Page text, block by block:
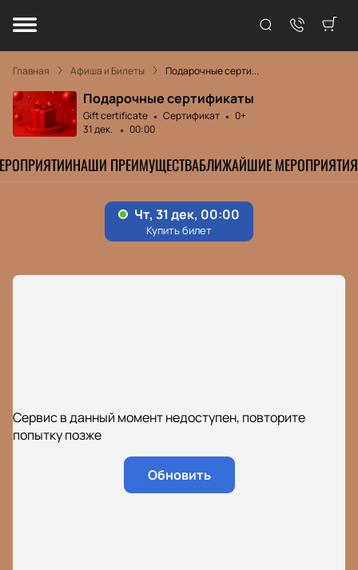
Главная Афиша и Билеты Подарочные серти...
Подарочные сертификаты
Gift certificate Сертификат
0+
31 дек.
00:00
НАШИ ПРЕИМУЩЕСТВАБЛИЖАЙШИЕ МЕРОПРИЯТИЯ
Сервис в данный момент недоступен, повторите
попытку позже
Обновить